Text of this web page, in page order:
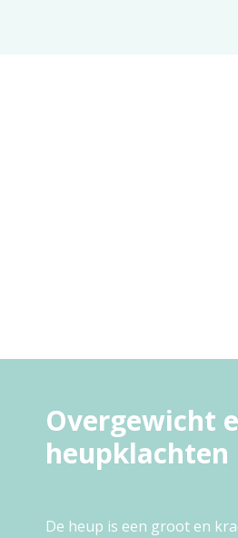
Overgewicht
heupklachten
De heup is een groot en